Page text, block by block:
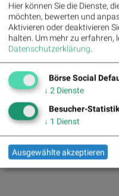
Uniqa : 0.05%» Details
DO&CO : 0.00%» Details
Erste Group : -1.19%»
Bawag : -1.34%» Details
Strabag : -1.56%» Details
AT&S : -2.23%» Details
Österreichische Post : -
Details
Hier können Sie die Dienste,
möchten, bewerten und
Aktivieren oder deaktivieren
halten. Um mehr zu erfahren,
Datenschutzerklärung.
Börse Social
↓ 2 Dienste
Besucher-
↓ 1 Dienst
Ausgewählte akzeptieren